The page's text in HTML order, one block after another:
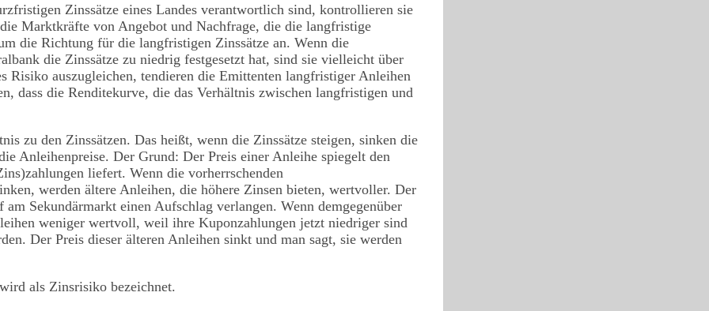
Zinssätze eines Landes verantwortlich sind, kontrollieren sie
Marktkräfte von Angebot und Nachfrage, die die langfristige
die Richtung für die langfristigen Zinssätze an. Wenn die
die Zinssätze zu niedrig festgesetzt hat, sind sie vielleicht über
Risiko auszugleichen, tendieren die Emittenten langfristiger Anleihen
dass die Renditekurve, die das Verhältnis zwischen langfristigen und
zu den Zinssätzen. Das heißt, wenn die Zinssätze steigen, sinken die
Anleihenpreise. Der Grund: Der Preis einer Anleihe spiegelt den
liefert. Wenn die vorherrschenden
werden ältere Anleihen, die höhere Zinsen bieten, wertvoller. Der
Sekundärmarkt einen Aufschlag verlangen. Wenn demgegenüber
weniger wertvoll, weil ihre Kuponzahlungen jetzt niedriger sind
Der Preis dieser älteren Anleihen sinkt und man sagt, sie werden
als Zinsrisiko bezeichnet.